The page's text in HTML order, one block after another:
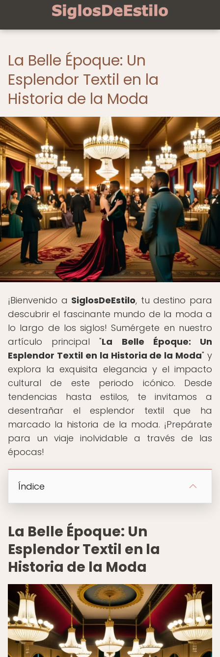
La Belle Époque: Un
Esplendor Textil en la
Historia de la Moda
¡Bienvenido a SiglosDeEstilo, tu destino para
descubrir el fascinante mundo de la moda a
lo largo de los siglos! Sumérgete en nuestro
artículo principal "La Belle Époque: Un
Esplendor Textil en la Historia de la Moda" y
explora la exquisita elegancia y el impacto
cultural de este periodo icónico. Desde
tendencias hasta estilos, te invitamos a
desentrañar el esplendor textil que ha
marcado la historia de la moda. ¡Prepárate
para un viaje inolvidable a través de las
épocas!
Índice
La Belle Époque: Un
Esplendor Textil en la
Historia de la Moda